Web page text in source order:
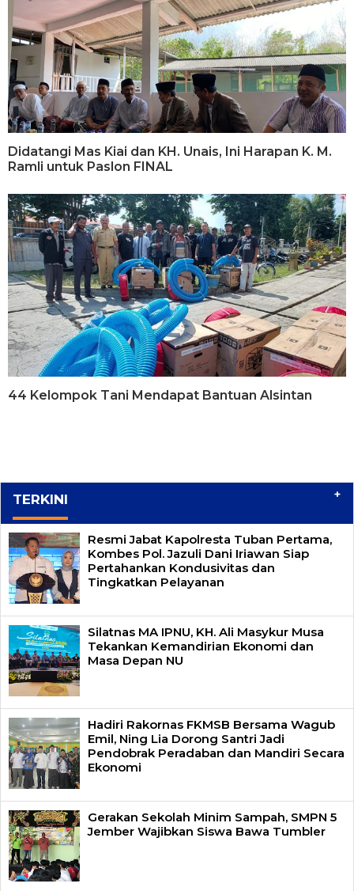
Didatangi Mas Kiai dan KH. Unais, Ini Harapan K. M.
Ramli untuk Paslon FINAL
44 Kelompok Tani Mendapat Bantuan Alsintan
TERKINI +
Resmi Jabat Kapolresta Tuban Pertama,
Kombes Pol. Jazuli Dani Iriawan Siap
Pertahankan Kondusivitas dan
Tingkatkan Pelayanan
Silatnas MA IPNU, KH. Ali Masykur Musa
Tekankan Kemandirian Ekonomi dan
Masa Depan NU
Hadiri Rakornas FKMSB Bersama Wagub
Emil, Ning Lia Dorong Santri Jadi
Pendobrak Peradaban dan Mandiri Secara
Ekonomi
Gerakan Sekolah Minim Sampah, SMPN 5
Jember Wajibkan Siswa Bawa Tumbler